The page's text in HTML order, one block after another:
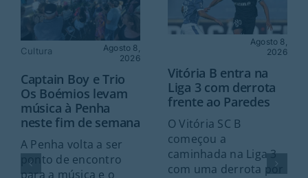
Cultura
Agosto 8,
2026
Captain Boy e Trio
Os Boémios levam
música à Penha
neste fim de semana
A Penha volta a ser
ponto de encontro
para a música e o
Agosto 8,
2026
Vitória B entra na
Liga 3 com derrota
frente ao Paredes
O Vitória SC B
começou a
caminhada na Liga 3
com uma derrota por